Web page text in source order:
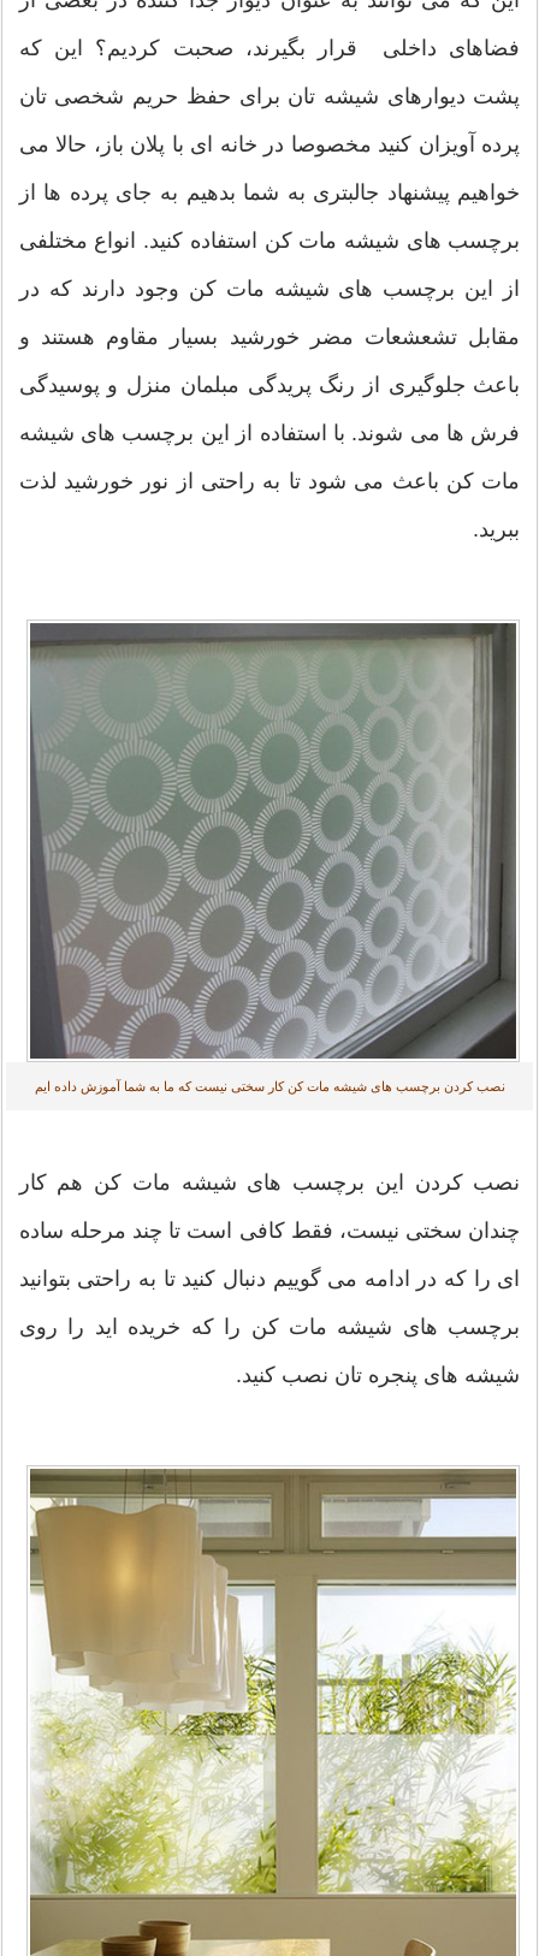
فضاهای داخلی قرار بگیرند، صحبت کردیم؟ این که
پشت دیوارهای شیشه تان برای حفظ حریم شخصی تان
پرده آویزان کنید مخصوصا در خانه ای با پلان باز، حالا می
خواهیم پیشنهاد جالبتری به شما بدهیم به جای پرده ها از
برچسب های شیشه مات کن استفاده کنید. انواع مختلفی
از این برچسب های شیشه مات کن وجود دارند که در
مقابل تشعشعات مضر خورشید بسیار مقاوم هستند و
باعث جلوگیری از رنگ پریدگی مبلمان منزل و پوسیدگی
فرش ها می شوند. با استفاده از این برچسب های شیشه
مات کن باعث می شود تا به راحتی از نور خورشید لذت
ببرید.
نصب کردن برچسب های شیشه مات کن کار سختی نیست که ما به شما آموزش داده ایم
نصب کردن این برچسب های شیشه مات کن هم کار
چندان سختی نیست، فقط کافی است تا چند مرحله ساده
ای را که در ادامه می گوییم دنبال کنید تا به راحتی بتوانید
برچسب های شیشه مات کن را که خریده اید را روی
شیشه های پنجره تان نصب کنید.